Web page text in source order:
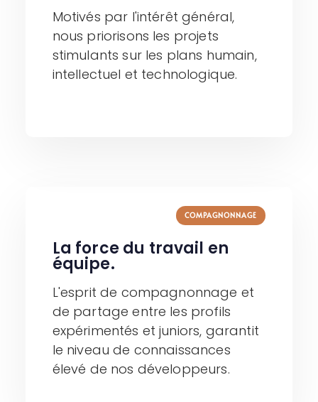
Motivés par l'intérêt général,
nous priorisons les projets
stimulants sur les plans humain,
intellectuel et technologique.
COMPAGNONNAGE
La force du travail en
équipe.
L'esprit de compagnonnage et
de partage entre les profils
expérimentés et juniors, garantit
le niveau de connaissances
élevé de nos développeurs.